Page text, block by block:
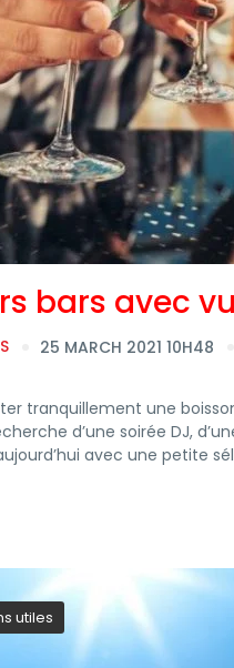
bars avec
25 MARCH 2021 10H48
tranquillement une
d’une soirée DJ,
avec une petite
utiles